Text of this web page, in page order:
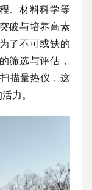
、材料科学等
破与培养高素
了不可或缺的
筛选与评估，
描量热仪，这
力。